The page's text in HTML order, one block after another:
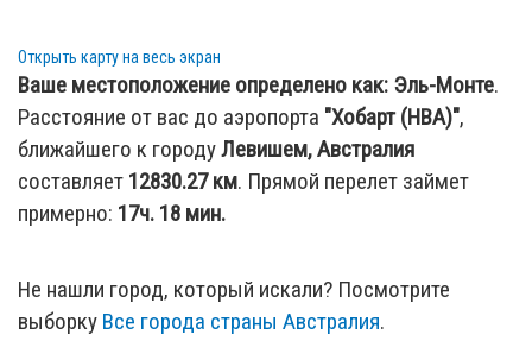
Открыть карту на весь экран
Ваше местоположение определено как: Эль-Монте.
Расстояние от вас до аэропорта "Хобарт (HBA)",
ближайшего к городуЛевишем, Австралия
составляет 12830.27км. Прямой перелет займет
примерно: 17ч. 18 мин.
Не нашли город, который искали? Посмотрите
выборку Все города страны Австралия.